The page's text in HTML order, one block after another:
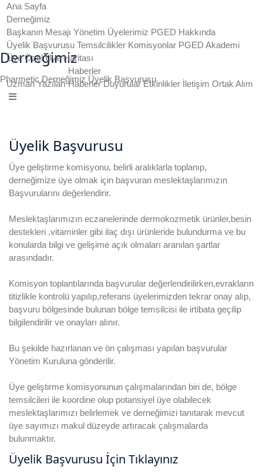
Ana Sayfa
Derneğimiz
Başkanın Mesajı Yönetim Üyelerimiz PGED Hakkında
Üyelik Başvurusu Temsilcilikler Komisyonlar PGED Akademi
Üye Özel Üye Haritası
Uzman Yazıları
Haberler
Haberler Duyurular Etkinlikler İletişim Ortak Alım
Derneğimiz
Pharmetic Derneğimiz Üyelik Başvurusu
Üyelik Başvurusu
Üye geliştirme komisyonu, belirli aralıklarla toplanıp,
derneğimize üye olmak için başvuran meslektaşlarımızın
Başvurularını değerlendirir.
Meslektaşlarımızın eczanelerinde dermokozmetik ürünler,besin
destekleri ,vitaminler gibi ilaç dışı ürünleride bulundurma ve bu
konularda bilgi ve gelişime açık olmaları aranılan şartlar
arasındadır.
Komisyon toplantılarında başvurular değerlendirilirken,evrakların
titizlikle kontrolü yapılıp,referans üyelerimizden tekrar onay alıp,
başvuru bölgesinde bulunan bölge temsilcisi ile irtibata geçilip
bilgilendirilir ve onayları alınır.
Bu şekilde hazırlanan ve ön çalışması yapılan başvurular
Yönetim Kuruluna gönderilir.
Üye geliştirme komisyonunun çalışmalarından biri de, bölge
temsilcileri ile koordine olup potansiyel üye olabilecek
meslektaşlarımızı belirlemek ve derneğimizi tanıtarak mevcut
üye sayımızı makul düzeyde artıracak çalışmalarda
bulunmaktır.
Üyelik Başvurusu İçin Tıklayınız